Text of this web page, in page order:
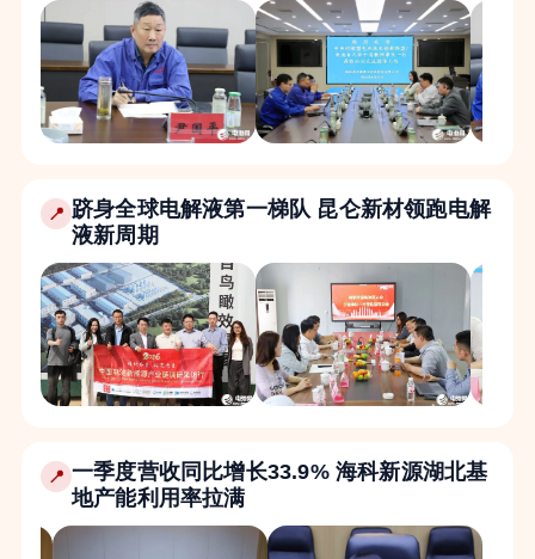
📍 跻身全球电解液第一梯队 昆仑新材领跑电解
液新周期
📍 一季度营收同比增长33.9% 海科新源湖北基
地产能利用率拉满